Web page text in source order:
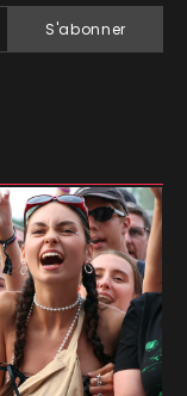
S'abonner